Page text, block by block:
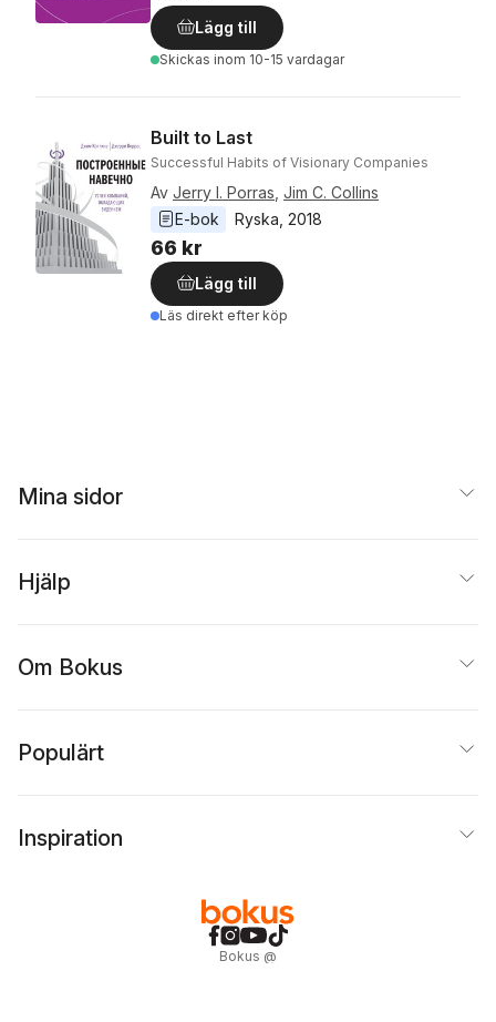
Lägg till
Skickas inom 10-15 vardagar
Built to Last
Successful Habits of Visionary Companies
Av Jerry I. Porras Jim C. Collins
E-bok
Ryska 2018
66 kr
Lägg till
Läs direkt efter köp
Mina sidor
Hjälp
Om Bokus
Populärt
Inspiration
Bokus @